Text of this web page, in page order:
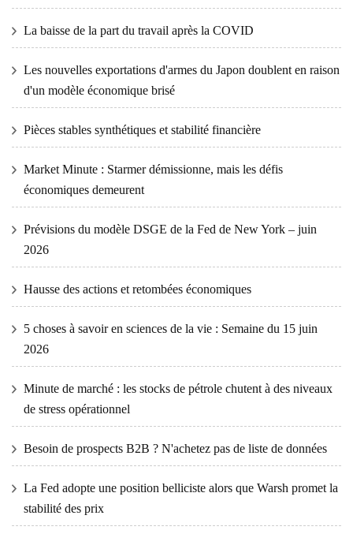
La baisse de la part du travail après la COVID
Les nouvelles exportations d'armes du Japon doublent en raison
d'un modèle économique brisé
Pièces stables synthétiques et stabilité financière
Market Minute : Starmer démissionne, mais les défis
économiques demeurent
Prévisions du modèle DSGE de la Fed de New York – juin
2026
Hausse des actions et retombées économiques
5 choses à savoir en sciences de la vie : Semaine du 15 juin
2026
Minute de marché : les stocks de pétrole chutent à des niveaux
de stress opérationnel
Besoin de prospects B2B ? N'achetez pas de liste de données
La Fed adopte une position belliciste alors que Warsh promet la
stabilité des prix